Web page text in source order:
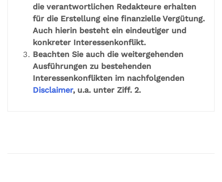
die verantwortlichen Redakteure erhalten
für die Erstellung eine finanzielle Vergütung.
Auch hierin besteht ein eindeutiger und
konkreter Interessenkonflikt.
Beachten Sie auch die weitergehenden
Ausführungen zu bestehenden
Interessenkonflikten im nachfolgenden
Disclaimer, u.a. unter Ziff. 2.